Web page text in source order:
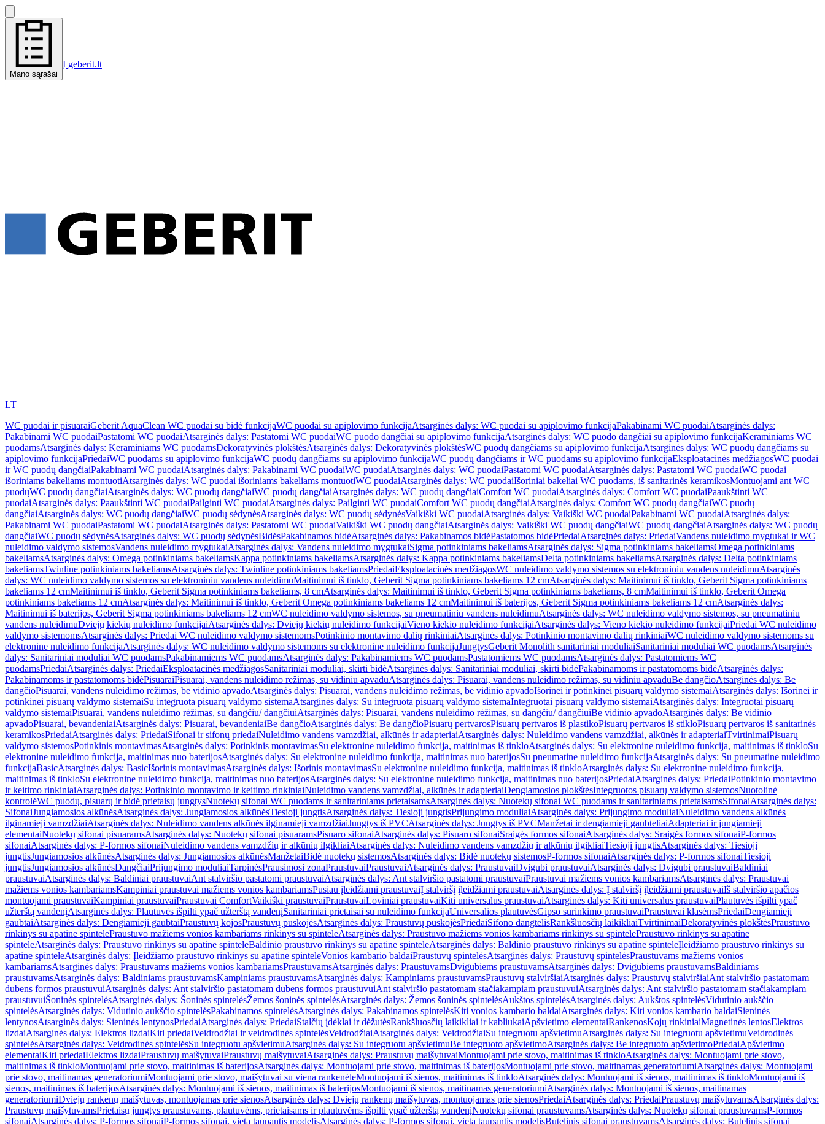
Mano sąrašai
Į geberit.lt
LT
WC puodai ir pisuaraiGeberit AquaClean WC puodai su bidė funkcijaWC puodai su apiplovimo funkcijaAtsarginės dalys: WC puodai su apiplovimo funkcijaPakabinami WC puodaiAtsarginės dalys:
Pakabinami WC puodaiPastatomi WC puodaiAtsarginės dalys: Pastatomi WC puodaiWC puodo dangčiai su apiplovimo funkcijaAtsarginės dalys: WC puodo dangčiai su apiplovimo funkcijaKeraminiams WC
puodamsAtsarginės dalys: Keraminiams WC puodamsDekoratyvinės plokštėsAtsarginės dalys: Dekoratyvinės plokštėsWC puodų dangčiams su apiplovimo funkcijaAtsarginės dalys: WC puodų dangčiams su
apiplovimo funkcijaPriedaiWC puodams su apiplovimo funkcijaWC puodų dangčiams su apiplovimo funkcijaWC puodų dangčiams ir WC puodams su apiplovimo funkcijaEksploatacinės medžiagosWC puodai
ir WC puodų dangčiaiPakabinami WC puodaiAtsarginės dalys: Pakabinami WC puodaiWC puodaiAtsarginės dalys: WC puodaiPastatomi WC puodaiAtsarginės dalys: Pastatomi WC puodaiWC puodai
išoriniams bakeliams montuotiAtsarginės dalys: WC puodai išoriniams bakeliams montuotiWC puodaiAtsarginės dalys: WC puodaiIšoriniai bakeliai WC puodams, iš sanitarinės keramikosMontuojami ant WC
puodųWC puodų dangčiaiAtsarginės dalys: WC puodų dangčiaiWC puodų dangčiaiAtsarginės dalys: WC puodų dangčiaiComfort WC puodaiAtsarginės dalys: Comfort WC puodaiPaaukštinti WC
puodaiAtsarginės dalys: Paaukštinti WC puodaiPailginti WC puodaiAtsarginės dalys: Pailginti WC puodaiComfort WC puodų dangčiaiAtsarginės dalys: Comfort WC puodų dangčiaiWC puodų
dangčiaiAtsarginės dalys: WC puodų dangčiaiWC puodų sėdynėsAtsarginės dalys: WC puodų sėdynėsVaikiški WC puodaiAtsarginės dalys: Vaikiški WC puodaiPakabinami WC puodaiAtsarginės dalys:
Pakabinami WC puodaiPastatomi WC puodaiAtsarginės dalys: Pastatomi WC puodaiVaikiški WC puodų dangčiaiAtsarginės dalys: Vaikiški WC puodų dangčiaiWC puodų dangčiaiAtsarginės dalys: WC puodų
dangčiaiWC puodų sėdynėsAtsarginės dalys: WC puodų sėdynėsBidėsPakabinamos bidėAtsarginės dalys: Pakabinamos bidėPastatomos bidėPriedaiAtsarginės dalys: PriedaiVandens nuleidimo mygtukai ir WC
nuleidimo valdymo sistemosVandens nuleidimo mygtukaiAtsarginės dalys: Vandens nuleidimo mygtukaiSigma potinkiniams bakeliamsAtsarginės dalys: Sigma potinkiniams bakeliamsOmega potinkiniams
bakeliamsAtsarginės dalys: Omega potinkiniams bakeliamsKappa potinkiniams bakeliamsAtsarginės dalys: Kappa potinkiniams bakeliamsDelta potinkiniams bakeliamsAtsarginės dalys: Delta potinkiniams
bakeliamsTwinline potinkiniams bakeliamsAtsarginės dalys: Twinline potinkiniams bakeliamsPriedaiEksploatacinės medžiagosWC nuleidimo valdymo sistemos su elektroniniu vandens nuleidimuAtsarginės
dalys: WC nuleidimo valdymo sistemos su elektroniniu vandens nuleidimuMaitinimui iš tinklo, Geberit Sigma potinkiniams bakeliams 12 cmAtsarginės dalys: Maitinimui iš tinklo, Geberit Sigma potinkiniams
bakeliams 12 cmMaitinimui iš tinklo, Geberit Sigma potinkiniams bakeliams, 8 cmAtsarginės dalys: Maitinimui iš tinklo, Geberit Sigma potinkiniams bakeliams, 8 cmMaitinimui iš tinklo, Geberit Omega
potinkiniams bakeliams 12 cmAtsarginės dalys: Maitinimui iš tinklo, Geberit Omega potinkiniams bakeliams 12 cmMaitinimui iš baterijos, Geberit Sigma potinkiniams bakeliams 12 cmAtsarginės dalys:
Maitinimui iš baterijos, Geberit Sigma potinkiniams bakeliams 12 cmWC nuleidimo valdymo sistemos, su pneumatiniu vandens nuleidimuAtsarginės dalys: WC nuleidimo valdymo sistemos, su pneumatiniu
vandens nuleidimuDviejų kiekių nuleidimo funkcijaiAtsarginės dalys: Dviejų kiekių nuleidimo funkcijaiVieno kiekio nuleidimo funkcijaiAtsarginės dalys: Vieno kiekio nuleidimo funkcijaiPriedai WC nuleidimo
valdymo sistemomsAtsarginės dalys: Priedai WC nuleidimo valdymo sistemomsPotinkinio montavimo dalių rinkiniaiAtsarginės dalys: Potinkinio montavimo dalių rinkiniaiWC nuleidimo valdymo sistemoms su
elektronine nuleidimo funkcijaAtsarginės dalys: WC nuleidimo valdymo sistemoms su elektronine nuleidimo funkcijaJungtysGeberit Monolith sanitariniai moduliaiSanitariniai moduliai WC puodamsAtsarginės
dalys: Sanitariniai moduliai WC puodamsPakabinamiems WC puodamsAtsarginės dalys: Pakabinamiems WC puodamsPastatomiems WC puodamsAtsarginės dalys: Pastatomiems WC
puodamsPriedaiAtsarginės dalys: PriedaiEksploatacinės medžiagosSanitariniai moduliai, skirti bidėAtsarginės dalys: Sanitariniai moduliai, skirti bidėPakabinamoms ir pastatomoms bidėAtsarginės dalys:
Pakabinamoms ir pastatomoms bidėPisuaraiPisuarai, vandens nuleidimo režimas, su vidiniu apvaduAtsarginės dalys: Pisuarai, vandens nuleidimo režimas, su vidiniu apvaduBe dangčioAtsarginės dalys: Be
dangčioPisuarai, vandens nuleidimo režimas, be vidinio apvadoAtsarginės dalys: Pisuarai, vandens nuleidimo režimas, be vidinio apvadoIšorinei ir potinkinei pisuarų valdymo sistemaiAtsarginės dalys: Išorinei ir
potinkinei pisuarų valdymo sistemaiSu integruota pisuarų valdymo sistemaAtsarginės dalys: Su integruota pisuarų valdymo sistemaIntegruotai pisuarų valdymo sistemaiAtsarginės dalys: Integruotai pisuarų
valdymo sistemaiPisuarai, vandens nuleidimo rėžimas, su dangčiu/ dangčiuiAtsarginės dalys: Pisuarai, vandens nuleidimo rėžimas, su dangčiu/ dangčiuiBe vidinio apvadoAtsarginės dalys: Be vidinio
apvadoPisuarai, bevandeniaiAtsarginės dalys: Pisuarai, bevandeniaiBe dangčioAtsarginės dalys: Be dangčioPisuarų pertvarosPisuarų pertvaros iš plastikoPisuarų pertvaros iš stikloPisuarų pertvaros iš sanitarinės
keramikosPriedaiAtsarginės dalys: PriedaiSifonai ir sifonų priedaiNuleidimo vandens vamzdžiai, alkūnės ir adapteriaiAtsarginės dalys: Nuleidimo vandens vamzdžiai, alkūnės ir adapteriaiTvirtinimaiPisuarų
valdymo sistemosPotinkinis montavimasAtsarginės dalys: Potinkinis montavimasSu elektronine nuleidimo funkcija, maitinimas iš tinkloAtsarginės dalys: Su elektronine nuleidimo funkcija, maitinimas iš tinkloSu
elektronine nuleidimo funkcija, maitinimas nuo baterijosAtsarginės dalys: Su elektronine nuleidimo funkcija, maitinimas nuo baterijosSu pneumatine nuleidimo funkcijaAtsarginės dalys: Su pneumatine nuleidimo
funkcijaBasicAtsarginės dalys: BasicIšorinis montavimasAtsarginės dalys: Išorinis montavimasSu elektronine nuleidimo funkcija, maitinimas iš tinkloAtsarginės dalys: Su elektronine nuleidimo funkcija,
maitinimas iš tinkloSu elektronine nuleidimo funkcija, maitinimas nuo baterijosAtsarginės dalys: Su elektronine nuleidimo funkcija, maitinimas nuo baterijosPriedaiAtsarginės dalys: PriedaiPotinkinio montavimo
ir keitimo rinkiniaiAtsarginės dalys: Potinkinio montavimo ir keitimo rinkiniaiNuleidimo vandens vamzdžiai, alkūnės ir adapteriaiDengiamosios plokštėsIntegruotos pisuarų valdymo sistemosNuotolinė
kontrolėWC puodų, pisuarų ir bidė prietaisų jungtysNuotekų sifonai WC puodams ir sanitariniams prietaisamsAtsarginės dalys: Nuotekų sifonai WC puodams ir sanitariniams prietaisamsSifonaiAtsarginės dalys:
SifonaiJungiamosios alkūnėsAtsarginės dalys: Jungiamosios alkūnėsTiesioji jungtisAtsarginės dalys: Tiesioji jungtisPrijungimo moduliaiAtsarginės dalys: Prijungimo moduliaiNuleidimo vandens alkūnės
ilginamieji vamzdžiaiAtsarginės dalys: Nuleidimo vandens alkūnės ilginamieji vamzdžiaiJungtys iš PVCAtsarginės dalys: Jungtys iš PVCManžetai ir dengiamieji gaubteliaiAdapteriai ir jungiamieji
elementaiNuotekų sifonai pisuaramsAtsarginės dalys: Nuotekų sifonai pisuaramsPisuaro sifonaiAtsarginės dalys: Pisuaro sifonaiSraigės formos sifonaiAtsarginės dalys: Sraigės formos sifonaiP-formos
sifonaiAtsarginės dalys: P-formos sifonaiNuleidimo vandens vamzdžių ir alkūnių ilgikliaiAtsarginės dalys: Nuleidimo vandens vamzdžių ir alkūnių ilgikliaiTiesioji jungtisAtsarginės dalys: Tiesioji
jungtisJungiamosios alkūnėsAtsarginės dalys: Jungiamosios alkūnėsManžetaiBidė nuotekų sistemosAtsarginės dalys: Bidė nuotekų sistemosP-formos sifonaiAtsarginės dalys: P-formos sifonaiTiesioji
jungtisJungiamosios alkūnėsDangčiaiPrijungimo moduliaiTarpinėsPrausimosi zonaPraustuvaiPraustuvaiAtsarginės dalys: PraustuvaiDvigubi praustuvaiAtsarginės dalys: Dvigubi praustuvaiBaldiniai
praustuvaiAtsarginės dalys: Baldiniai praustuvaiAnt stalviršio pastatomi praustuvaiAtsarginės dalys: Ant stalviršio pastatomi praustuvaiPraustuvai mažiems vonios kambariamsAtsarginės dalys: Praustuvai
mažiems vonios kambariamsKampiniai praustuvai mažiems vonios kambariamsPusiau įleidžiami praustuvaiĮ stalviršį įleidžiami praustuvaiAtsarginės dalys: Į stalviršį įleidžiami praustuvaiIš stalviršio apačios
montuojami praustuvaiKampiniai praustuvaiPraustuvai ComfortVaikiški praustuvaiPraustuvaiLoviniai praustuvaiKiti universalūs praustuvaiAtsarginės dalys: Kiti universalūs praustuvaiPlautuvės išpilti ypač
užterštą vandenįAtsarginės dalys: Plautuvės išpilti ypač užterštą vandenįSanitariniai prietaisai su nuleidimo funkcijaUniversalios plautuvėsGipso surinkimo praustuvaiPraustuvai klasėmsPriedaiDengiamieji
gaubtaiAtsarginės dalys: Dengiamieji gaubtaiPraustuvų kojosPraustuvų puskojėsAtsarginės dalys: Praustuvų puskojėsPriedaiSifono dangtelisRankšluosčių laikikliaiTvirtinimaiDekoratyvinės plokštėsPraustuvo
rinkinys su apatine spintelePraustuvo mažiems vonios kambariams rinkinys su spinteleAtsarginės dalys: Praustuvo mažiems vonios kambariams rinkinys su spintelePraustuvo rinkinys su apatine
spinteleAtsarginės dalys: Praustuvo rinkinys su apatine spinteleBaldinio praustuvo rinkinys su apatine spinteleAtsarginės dalys: Baldinio praustuvo rinkinys su apatine spinteleĮleidžiamo praustuvo rinkinys su
apatine spinteleAtsarginės dalys: Įleidžiamo praustuvo rinkinys su apatine spinteleVonios kambario baldaiPraustuvų spintelėsAtsarginės dalys: Praustuvų spintelėsPraustuvams mažiems vonios
kambariamsAtsarginės dalys: Praustuvams mažiems vonios kambariamsPraustuvamsAtsarginės dalys: PraustuvamsDvigubiems praustuvamsAtsarginės dalys: Dvigubiems praustuvamsBaldiniams
praustuvamsAtsarginės dalys: Baldiniams praustuvamsKampiniams praustuvamsAtsarginės dalys: Kampiniams praustuvamsPraustuvų stalviršiaiAtsarginės dalys: Praustuvų stalviršiaiAnt stalviršio pastatomam
dubens formos praustuvuiAtsarginės dalys: Ant stalviršio pastatomam dubens formos praustuvuiAnt stalviršio pastatomam stačiakampiam praustuvuiAtsarginės dalys: Ant stalviršio pastatomam stačiakampiam
praustuvuiŠoninės spintelėsAtsarginės dalys: Šoninės spintelėsŽemos šoninės spintelėsAtsarginės dalys: Žemos šoninės spintelėsAukštos spintelėsAtsarginės dalys: Aukštos spintelėsVidutinio aukščio
spintelėsAtsarginės dalys: Vidutinio aukščio spintelėsPakabinamos spintelėsAtsarginės dalys: Pakabinamos spintelėsKiti vonios kambario baldaiAtsarginės dalys: Kiti vonios kambario baldaiSieninės
lentynosAtsarginės dalys: Sieninės lentynosPriedaiAtsarginės dalys: PriedaiStalčių įdėklai ir dėžutėsRankšluosčių laikikliai ir kabliukaiApšvietimo elementaiRankenosKojų rinkiniaiMagnetinės lentosElektros
lizdaiAtsarginės dalys: Elektros lizdaiKiti priedaiVeidrodžiai ir veidrodinės spintelėsVeidrodžiaiAtsarginės dalys: VeidrodžiaiSu integruotu apšvietimuAtsarginės dalys: Su integruotu apšvietimuVeidrodinės
spintelėsAtsarginės dalys: Veidrodinės spintelėsSu integruotu apšvietimuAtsarginės dalys: Su integruotu apšvietimuBe integruoto apšvietimoAtsarginės dalys: Be integruoto apšvietimoPriedaiApšvietimo
elementaiKiti priedaiElektros lizdaiPraustuvų maišytuvaiPraustuvų maišytuvaiAtsarginės dalys: Praustuvų maišytuvaiMontuojami prie stovo, maitinimas iš tinkloAtsarginės dalys: Montuojami prie stovo,
maitinimas iš tinkloMontuojami prie stovo, maitinimas iš baterijosAtsarginės dalys: Montuojami prie stovo, maitinimas iš baterijosMontuojami prie stovo, maitinamas generatoriumiAtsarginės dalys: Montuojami
prie stovo, maitinamas generatoriumiMontuojami prie stovo, maišytuvai su viena rankenėleMontuojami iš sienos, maitinimas iš tinkloAtsarginės dalys: Montuojami iš sienos, maitinimas iš tinkloMontuojami iš
sienos, maitinimas iš baterijosAtsarginės dalys: Montuojami iš sienos, maitinimas iš baterijosMontuojami iš sienos, maitinamas generatoriumiAtsarginės dalys: Montuojami iš sienos, maitinamas
generatoriumiDviejų rankenų maišytuvas, montuojamas prie sienosAtsarginės dalys: Dviejų rankenų maišytuvas, montuojamas prie sienosPriedaiAtsarginės dalys: PriedaiPraustuvų maišytuvamsAtsarginės dalys:
Praustuvų maišytuvamsPrietaisų jungtys praustuvams, plautuvėms, prietaisams ir plautuvėms išpilti ypač užterštą vandenįNuotekų sifonai praustuvamsAtsarginės dalys: Nuotekų sifonai praustuvamsP-formos
sifonaiAtsarginės dalys: P-formos sifonaiP-formos sifonai, vietą taupantis modelisAtsarginės dalys: P-formos sifonai, vietą taupantis modelisButelinis sifonai praustuvamsAtsarginės dalys: Butelinis sifonai